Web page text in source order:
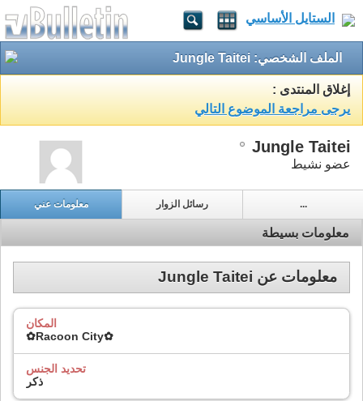
الستايل الأساسي
الملف الشخصي: Jungle Taitei
إغلاق المنتدى :
يرجى مراجعة الموضوع التالي
Jungle Taitei
عضو نشيط
معلومات عني رسائل الزوار ...
معلومات بسيطة
معلومات عن Jungle Taitei
المكان
✿Racoon City✿
تحديد الجنس
ذكر